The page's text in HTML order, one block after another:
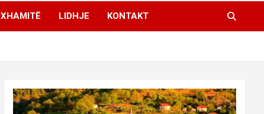
XHAMITË LIDHJE KONTAKT